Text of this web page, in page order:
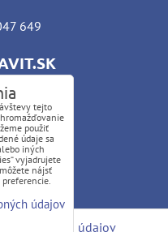
649
osobných údajov
tejto
použiť
údaje sa
iných
vyjadrujete
nájsť
údajov